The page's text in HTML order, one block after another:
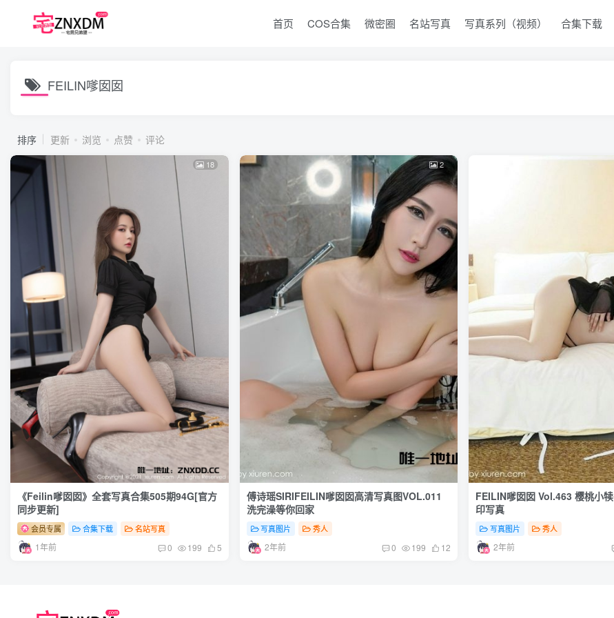
首页 COS合集 微密圈 名站写真 写真系列（视频） 合集下载
FEILIN嗲囡囡
排序 更新 浏览 点赞 评论
18
《Feilin嗲囡囡》全套写真合集505期94G[官方
同步更新]
会员专属 合集下载 名站写真
1年前 0 199 5
2
傅诗瑶SIRIFEILIN嗲囡囡高清写真图VOL.011
洗完澡等你回家
写真图片 秀人
2年前 0 199 12
FEILIN嗲囡囡 Vol.463 樱桃小
印写真
写真图片 秀人
2年前